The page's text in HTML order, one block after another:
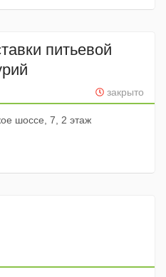
питьевой
закрыто
шоссе, 7, 2 этаж